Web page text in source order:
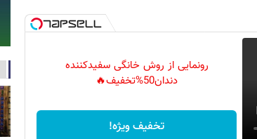
رونمایی از روش خانگی سفیدکننده
دندان50%تخفیف🔥
تخفیف ویژه!